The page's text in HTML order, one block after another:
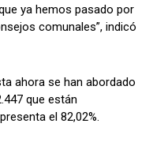
ya hemos pasado por
comunales”, indicó
ahora se han abordado
que están
el 82,02%.